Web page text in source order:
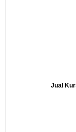
Jual